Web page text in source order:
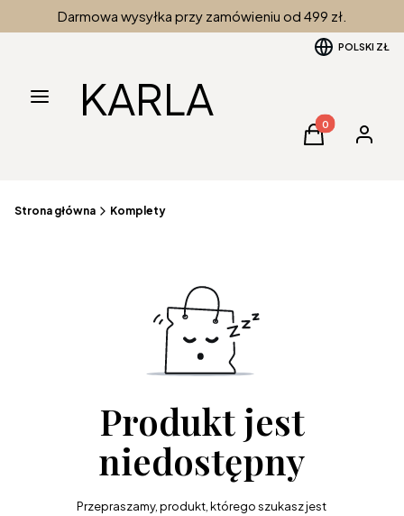
Darmowa wysyłka przy zamówieniu od 499 zł.
POLSKI ZŁ
Menu KARLA
Produkty w
Koszyk Zaloguj
Strona główna Komplety
Produkt jest
niedostępny
Przepraszamy, produkt, którego szukasz jest